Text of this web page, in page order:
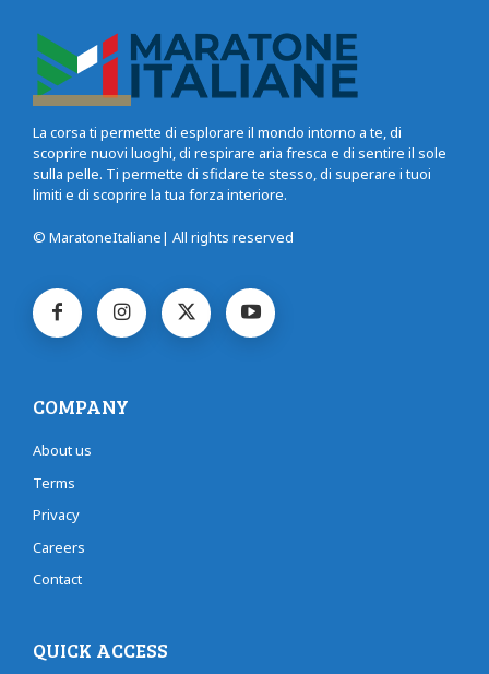
La corsa ti permette di esplorare il mondo intorno a te, di
scoprire nuovi luoghi, di respirare aria fresca e di sentire il sole
sulla pelle. Ti permette di sfidare te stesso, di superare i tuoi
limiti e di scoprire la tua forza interiore.
© MaratoneItaliane| All rights reserved
COMPANY
About us
Terms
Privacy
Careers
Contact
QUICK ACCESS